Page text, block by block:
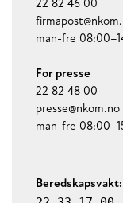
22 82 ‌46 00
man-fre
For presse
22 82‌ 48 00
presse@nkom.no
man-fre
Beredskapsvakt: